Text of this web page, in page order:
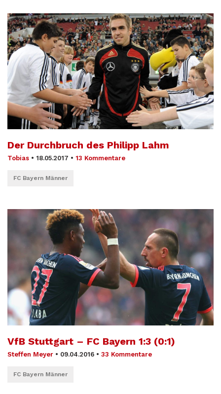
Der Durchbruch des Philipp Lahm
Tobias • 18.05.2017 • 13 Kommentare
FC Bayern Männer
VfB Stuttgart – FC Bayern 1:3 (0:1)
Steffen Meyer • 09.04.2016 • 33 Kommentare
FC Bayern Männer